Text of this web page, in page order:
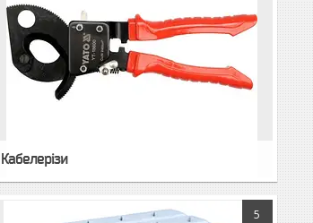
Кабелерізи
5